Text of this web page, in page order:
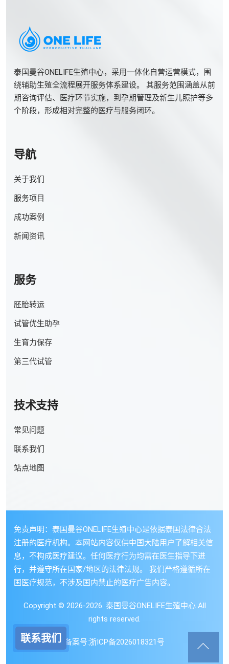
泰国曼谷ONELIFE生殖中心，采用一体化自营运营模式，围
绕辅助生殖全流程展开服务体系建设。 其服务范围涵盖从前
期咨询评估、医疗环节实施，到孕期管理及新生儿照护等多
个阶段，形成相对完整的医疗与服务闭环。
导航
关于我们
服务项目
成功案例
新闻资讯
服务
胚胎转运
试管优生助孕
生育力保存
第三代试管
技术支持
常见问题
联系我们
站点地图
免责声明：泰国曼谷ONELIFE生殖中心是依据泰国法律合法
注册的医疗机构。本网站内容仅供中国大陆用户了解相关信
息，不构成医疗建议。任何医疗行为均需在医生指导下进
行，并遵守所在国家/地区的法律法规。 我们严格遵循所在
国医疗规范，不涉及国内禁止的医疗广告内容。
Copyright © 2026-2026. 泰国曼谷ONELIFE生殖中心 All
rights reserved.
备案号:浙ICP备2026018321号
联系我们